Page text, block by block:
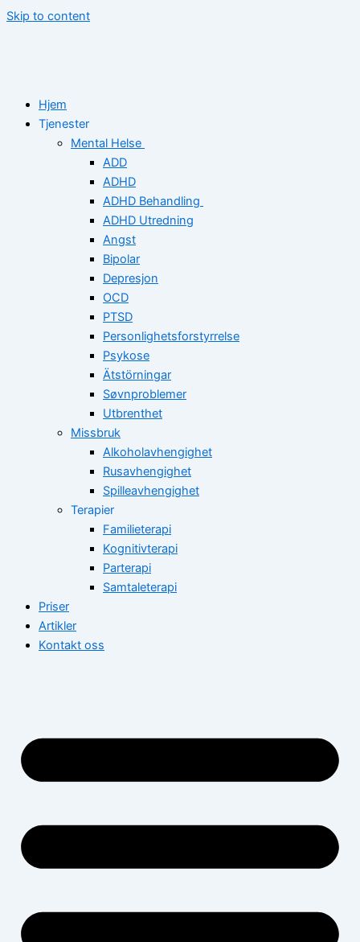
Skip to content
Hjem
Tjenester
Mental Helse
ADD
ADHD
ADHD Behandling
ADHD Utredning
Angst
Bipolar
Depresjon
OCD
PTSD
Personlighetsforstyrrelse
Psykose
Ätstörningar
Søvnproblemer
Utbrenthet
Missbruk
Alkoholavhengighet
Rusavhengighet
Spilleavhengighet
Terapier
Familieterapi
Kognitivterapi
Parterapi
Samtaleterapi
Priser
Artikler
Kontakt oss